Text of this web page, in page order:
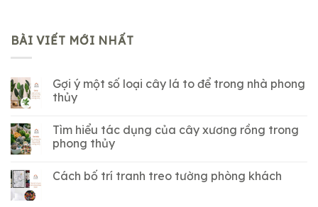
BÀI VIẾT MỚI NHẤT
Gợi ý một số loại cây lá to để trong nhà phong
thủy
Tìm hiểu tác dụng của cây xương rồng trong
phong thủy
Cách bố trí tranh treo tường phòng khách